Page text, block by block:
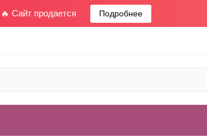
🔥 Сайт продается Подробнее